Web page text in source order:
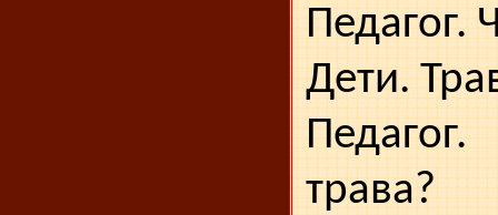
Педагог.
Дети.
трава?